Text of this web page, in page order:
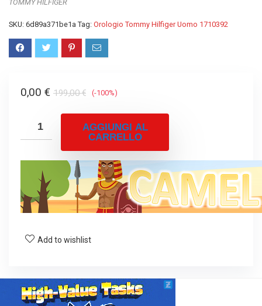
TOMMY HILFIGER
SKU: 6d89a371be1a Tag: Orologio Tommy Hilfiger Uomo 1710392
199,00€Il
originale
era:
199,00 €.
0,00 €
Il
attuale
è:
0,00 €.
(-100%)
AGGIUNGI AL
CARRELLO
Add to wishlist